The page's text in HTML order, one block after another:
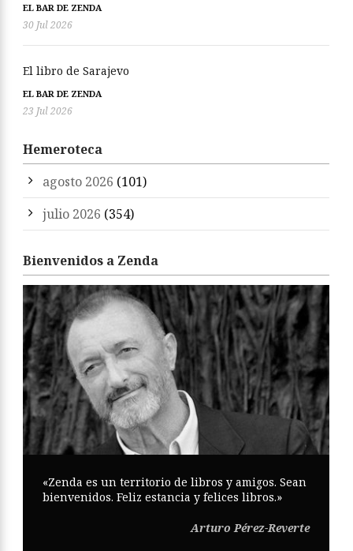
EL BAR DE ZENDA
30 Jul 2026
El libro de Sarajevo
EL BAR DE ZENDA
23 Jul 2026
Hemeroteca
agosto 2026 (101)
julio 2026 (354)
Bienvenidos a Zenda
«Zenda es un territorio de libros y amigos. Sean
bienvenidos. Feliz estancia y felices libros.»
Arturo Pérez-Reverte